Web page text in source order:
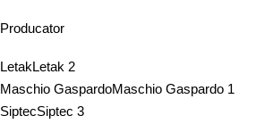
Producator
LetakLetak 2
Maschio GaspardoMaschio Gaspardo 1
SiptecSiptec 3